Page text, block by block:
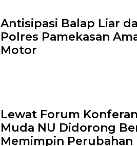
Antisipasi Balap Liar
Polres Pamekasan
Motor
Lewat Forum
Muda NU Didorong
Memimpin Perubahan